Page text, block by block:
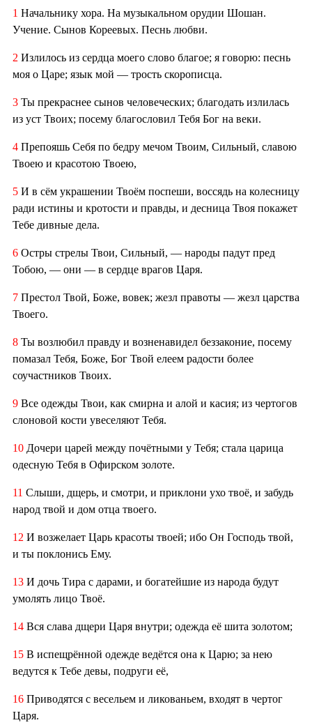
1 Начальнику хора. На музыкальном орудии Шошан.
Учение. Сынов Кореевых. Песнь любви.
2 Излилось из сердца моего слово благое; я говорю: песнь
моя о Царе; язык мой — трость скорописца.
3 Ты прекраснее сынов человеческих; благодать излилась
из уст Твоих; посему благословил Тебя Бог на веки.
4 Препояшь Себя по бедру мечом Твоим, Сильный, славою
Твоею и красотою Твоею,
5 И в сём украшении Твоём поспеши, воссядь на колесницу
ради истины и кротости и правды, и десница Твоя покажет
Тебе дивные дела.
6 Остры стрелы Твои, Сильный, — народы падут пред
Тобою, — они — в сердце врагов Царя.
7 Престол Твой, Боже, вовек; жезл правоты — жезл царства
Твоего.
8 Ты возлюбил правду и возненавидел беззаконие, посему
помазал Тебя, Боже, Бог Твой елеем радости более
соучастников Твоих.
9 Все одежды Твои, как смирна и алой и касия; из чертогов
слоновой кости увеселяют Тебя.
10 Дочери царей между почётными у Тебя; стала царица
одесную Тебя в Офирском золоте.
11 Слыши, дщерь, и смотри, и приклони ухо твоё, и забудь
народ твой и дом отца твоего.
12 И возжелает Царь красоты твоей; ибо Он Господь твой,
и ты поклонись Ему.
13 И дочь Тира с дарами, и богатейшие из народа будут
умолять лицо Твоё.
14 Вся слава дщери Царя внутри; одежда её шита золотом;
15 В испещрённой одежде ведётся она к Царю; за нею
ведутся к Тебе девы, подруги её,
16 Приводятся с весельем и ликованьем, входят в чертог
Царя.